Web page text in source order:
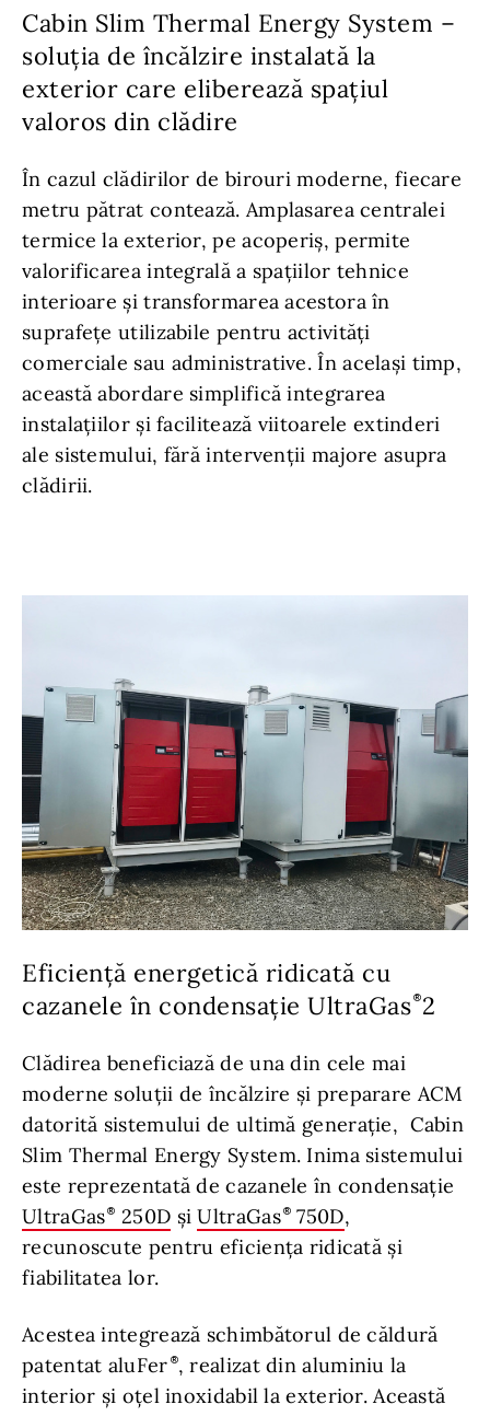
Cabin Slim Thermal Energy System –
soluția de încălzire instalată la
exterior care eliberează spațiul
valoros din clădire
În cazul clădirilor de birouri moderne, fiecare
metru pătrat contează. Amplasarea centralei
termice la exterior, pe acoperiș, permite
valorificarea integrală a spațiilor tehnice
interioare și transformarea acestora în
suprafețe utilizabile pentru activități
comerciale sau administrative. În același timp,
această abordare simplifică integrarea
instalațiilor și facilitează viitoarele extinderi
ale sistemului, fără intervenții majore asupra
clădirii.
Eficiență energetică ridicată cu
cazanele în condensație UltraGas 2
Clădirea beneficiază de una din cele mai
moderne soluții de încălzire și preparare ACM
datorită sistemului de ultimă generație, Cabin
Slim Thermal Energy System. Inima sistemului
este reprezentată de cazanele în condensație
UltraGas
250D șiUltraGas 750D,
recunoscute pentru eficiența ridicată și
fiabilitatea lor.
Acestea integrează schimbătorul de căldură
patentat aluFer , realizat din aluminiu la
interior și oțel inoxidabil la exterior. Această